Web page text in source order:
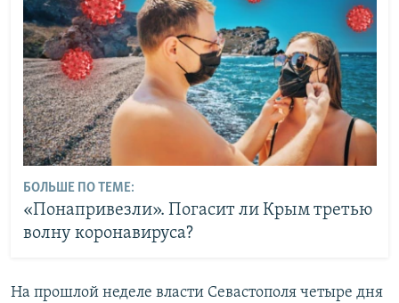
БОЛЬШЕ ПО ТЕМЕ:
«Понапривезли». Погасит ли Крым третью
волну коронавируса?
На прошлой неделе власти Севастополя четыре дня